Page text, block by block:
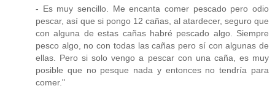
- Es muy sencillo. Me encanta comer pescado pero odio
pescar, así que si pongo 12 cañas, al atardecer, seguro que
con alguna de estas cañas habré pescado algo. Siempre
pesco algo, no con todas las cañas pero sí con algunas de
ellas. Pero si solo vengo a pescar con una caña, es muy
posible que no pesque nada y entonces no tendría para
comer."